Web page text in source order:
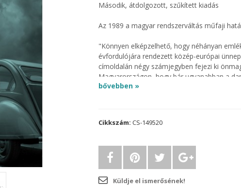
Második, átdolgozott, szűkített kiadás
Az 1989 a magyar rendszerváltás műfaji
"Könnyen elképzelhető, hogy néhányan
évfordulójára rendezett közép-európai
címoldalán négy számjegyben fejezi ki
Magyarországon, hogy bár ugyanabban a
és a nézőtér változott meg, de az ő szerepe
Amikor látszik.
Vágvölgyi írásainak különlegessége ebben
vissza, arra, hogy ért ahhoz, amiről beszél,
meggyőző, hogy adatai megbízhatóak,
kedveli, egyszóval már a választott eszköz
választott tárggyal, ami végső soron minden
bővebben »
Cikkszám: CS-149520
Küldje el ismerősének!